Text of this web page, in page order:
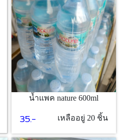
น้ำแพค nature 600ml
35.- เหลืออยู่ 20 ชิ้น